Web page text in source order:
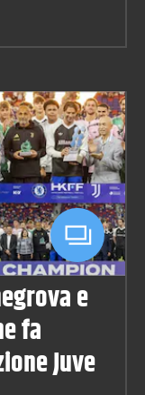
e
fa
Juve